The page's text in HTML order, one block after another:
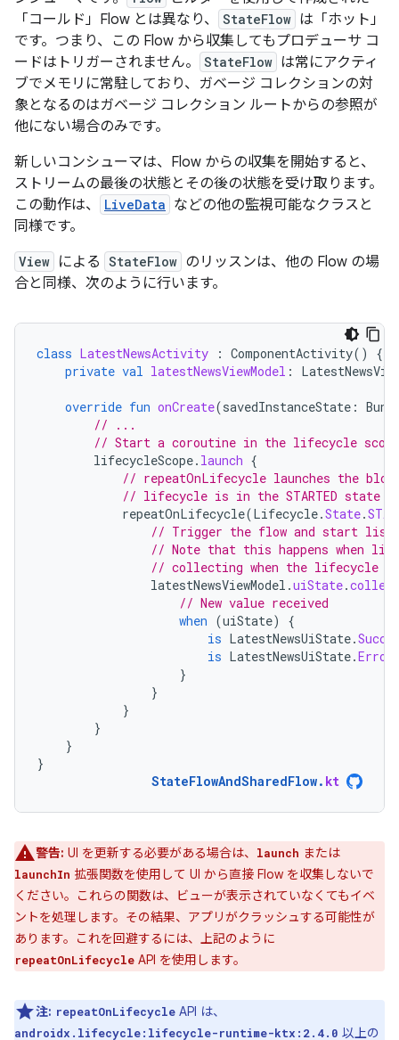
「コールド」Flow とは異なり、 StateFlow は「ホット」
です。つまり、この Flow から収集してもプロデューサ コ
ードはトリガーされません。
StateFlow は常にアクティ
ブでメモリに常駐しており、ガベージ コレクションの対
象となるのはガベージ コレクション ルートからの参照が
他にない場合のみです。
新しいコンシューマは、Flow からの収集を開始すると、
ストリームの最後の状態とその後の状態を受け取ります。
この動作は、
LiveData などの他の監視可能なクラスと
同様です。
View による StateFlow のリッスンは、他の Flow の場
合と同様、次のように行います。
class LatestNewsActivity : ComponentActivity()
{
private val latestNewsViewModel :
override fun onCreate(savedInstanceState :
// ...
// Start a coroutine in the lifecycle scope
lifecycleScope. launch {
// repeatOnLifecycle launches the
// lifecycle is in the STARTED state
repeatOnLifecycle(Lifecycle.State.
// Trigger the flow and start
// Note that this happens when
// collecting when the lifecycle is
latestNewsViewModel .uiState.collect
// New value received
when (uiState)
{
is LatestNewsUiState.
is LatestNewsUiState.Error
}
}
}
}
}
}
StateFlowAndSharedFlow. kt
警告: UI を更新する必要がある場合は、 launch または
launchIn 拡張関数を使用して UI から直接 Flow を収集しないで
ください。これらの関数は、ビューが表示されていなくてもイベ
ントを処理します。その結果、アプリがクラッシュする可能性が
あります。これを回避するには、上記のように
repeatOnLifecycle API を使用します。
注: repeatOnLifecycle API は、
androidx.lifecycle:lifecycle-runtime-ktx:2.4.0 以上の